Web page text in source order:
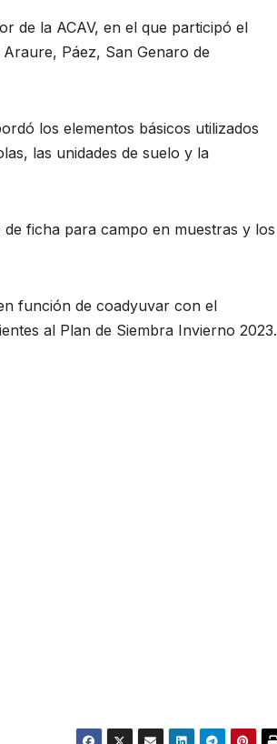
de la ACAV, en el que participó el
Páez, San Genaro de
los elementos básicos utilizados
las unidades de suelo y la
ficha para campo en muestras y los
función de coadyuvar con el
al Plan de Siembra Invierno 2023.